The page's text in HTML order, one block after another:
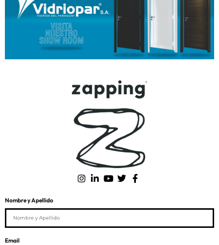
Nombre y Apellido
Email